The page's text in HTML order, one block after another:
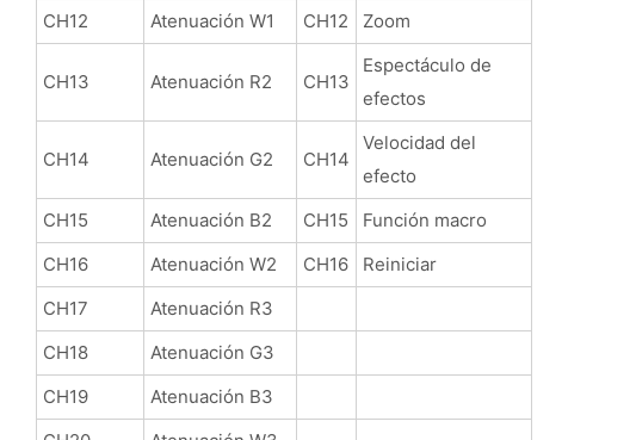
CH12
Atenuación W1 CH12 Zoom
CH13 Atenuación R2 CH13
Espectáculo de
efectos
CH14 Atenuación G2 CH14
Velocidad del
efecto
CH15
Atenuación B2 CH15
Función macro
CH16
Atenuación W2 CH16
Reiniciar
CH17
Atenuación R3
CH18
Atenuación G3
CH19
Atenuación B3